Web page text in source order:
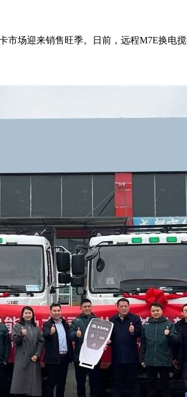
场迎来销售旺季。日前，远程M7E换电